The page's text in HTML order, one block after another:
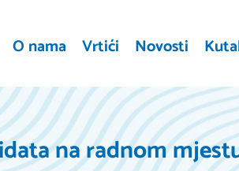
O nama Vrtići Novosti
na radnom